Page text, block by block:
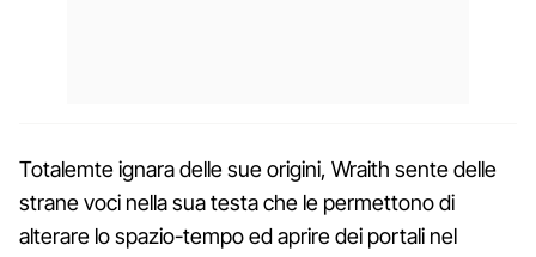
Totalemte ignara delle sue origini, Wraith sente delle
strane voci nella sua testa che le permettono di
alterare lo spazio-tempo ed aprire dei portali nel